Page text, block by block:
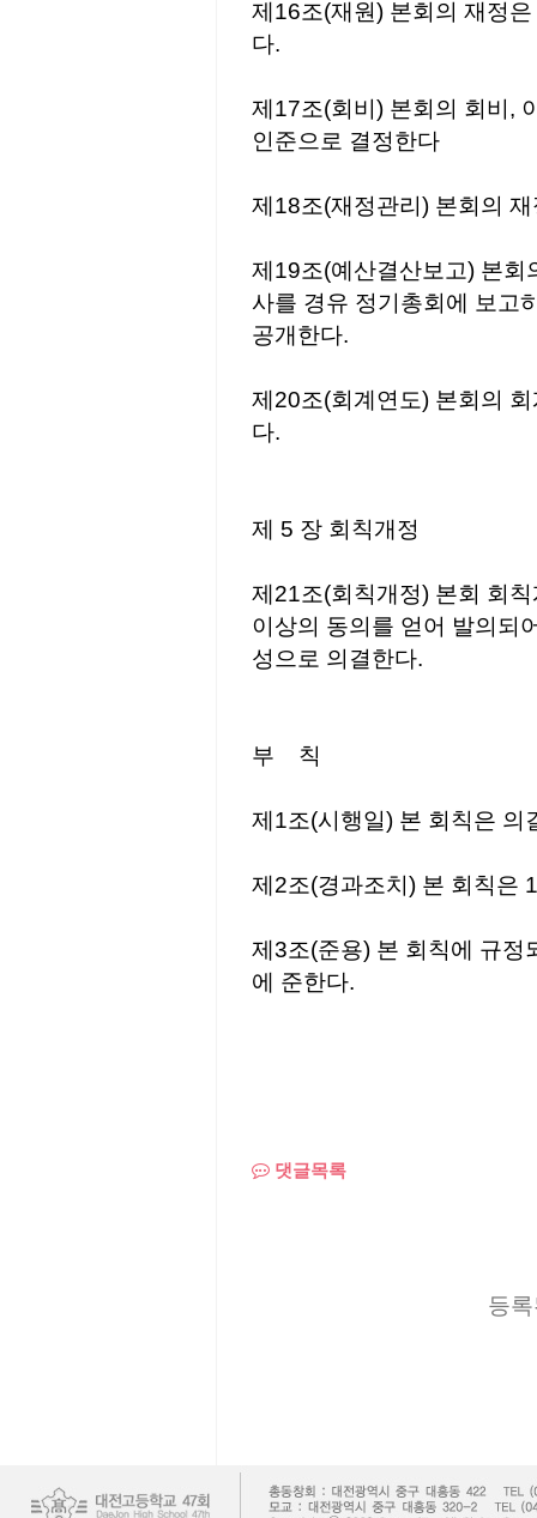
제16조(재원) 본회의 재정
다.
제17조(회비) 본회의 회비,
인준으로 결정한다
제18조(재정관리) 본회의
제19조(예산결산보고) 본회
사를 경유 정기총회에 보고
공개한다.
제20조(회계연도) 본회의
다.
제 5 장 회칙개정
제21조(회칙개정) 본회 회
이상의 동의를 얻어 발의되
성으로 의결한다.
부 칙
제1조(시행일) 본 회칙은 의
제2조(경과조치) 본 회칙은
제3조(준용) 본 회칙에 규정
에 준한다.
댓글목록
등